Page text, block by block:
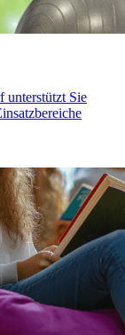
unterstützt Sie